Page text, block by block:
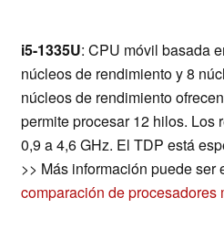
i5-1335U: CPU móvil basada
núcleos de rendimiento y 8
núcleos de rendimiento
permite procesar 12 hilos. Los
0,9 a 4,6 GHz. El TDP está
>> Más información puede ser
comparación de procesadores